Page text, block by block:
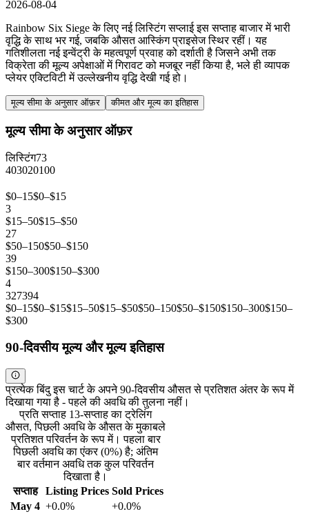
2026-08-04
Rainbow Six Siege के लिए नई लिस्टिंग सप्लाई इस सप्ताह बाजार में भारी
वृद्धि के साथ भर गई, जबकि औसत आस्किंग प्राइसेज स्थिर रहीं। यह
गतिशीलता नई इन्वेंट्री के महत्वपूर्ण प्रवाह को दर्शाती है जिसने अभी तक
विक्रेता की मूल्य अपेक्षाओं में गिरावट को मजबूर नहीं किया है, भले ही व्यापक
प्लेयर एक्टिविटी में उल्लेखनीय वृद्धि देखी गई हो।
मूल्य सीमा के अनुसार ऑफ़र कीमत और मूल्य का इतिहास
मूल्य सीमा के अनुसार ऑफ़र
लिस्टिंग73
403020100
$0–15$0–$15
3
$15–50$15–$50
27
$50–150$50–$150
39
$150–300$150–$300
4
327394
$0–15$0–$15$15–50$15–$50$50–150$50–$150$150–300$150–
$300
90-दिवसीय मूल्य और मूल्य इतिहास
प्रत्येक बिंदु इस चार्ट के अपने 90-दिवसीय औसत से प्रतिशत अंतर के रूप में
दिखाया गया है - पहले की अवधि की तुलना नहीं।
प्रति सप्ताह 13-सप्ताह का ट्रेलिंग
औसत, पिछली अवधि के औसत के मुकाबले
प्रतिशत परिवर्तन के रूप में। पहला बार
पिछली अवधि का एंकर (0%) है; अंतिम
बार वर्तमान अवधि तक कुल परिवर्तन
दिखाता है।
सप्ताह
Listing Prices Sold Prices
May 4 +0.0% +0.0%